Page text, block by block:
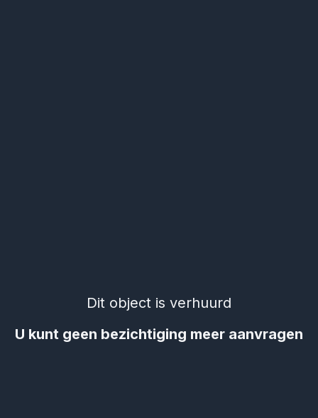
Dit object is verhuurd
U kunt geen bezichtiging meer aanvragen